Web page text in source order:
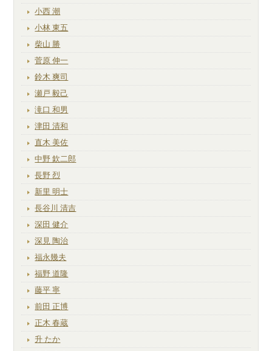
小西 潮
小林 東五
柴山 勝
菅原 伸一
鈴木 爽司
瀬戸 毅己
滝口 和男
津田 清和
直木 美佐
中野 欽二郎
長野 烈
新里 明士
長谷川 清吉
深田 健介
深見 陶治
福永幾夫
福野 道隆
藤平 寧
前田 正博
正木 春蔵
升 たか